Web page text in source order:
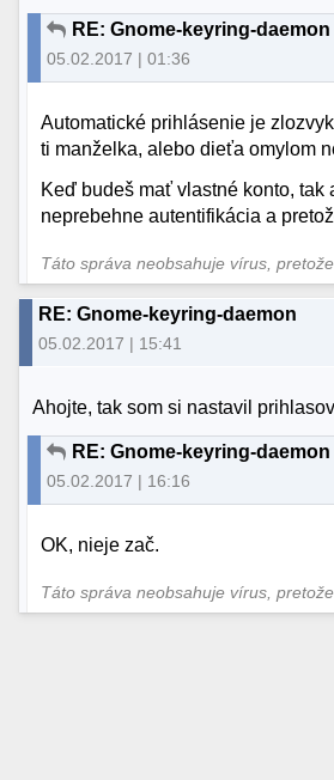
RE: Gnome-keyring-daemon
05.02.2017 | 01:36
Automatické prihlásenie je
ti manželka, alebo dieťa omylom
Keď budeš mať vlastné konto,
neprebehne autentifikácia a
Táto správa neobsahuje vírus,
RE: Gnome-keyring-daemon
05.02.2017 | 15:41
Ahojte, tak som si nastavil
RE: Gnome-keyring-daemon
05.02.2017 | 16:16
OK, nieje zač.
Táto správa neobsahuje vírus,